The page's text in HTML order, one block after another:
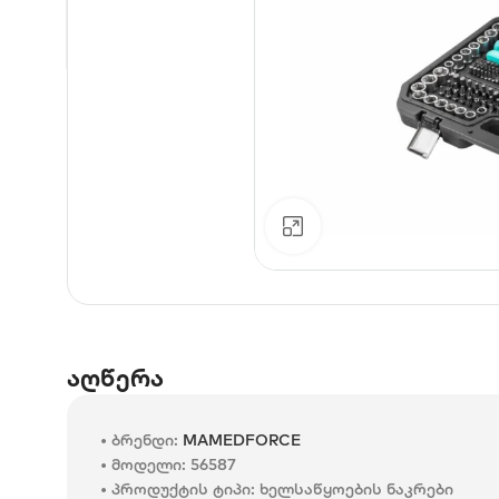
აღწერა
• ბრენდი: MAMEDFORCE
• მოდელი: 56587
• პროდუქტის ტიპი: ხელსაწყოების ნაკრები